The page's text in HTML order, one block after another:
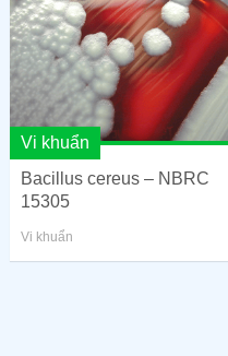
Vi khuẩn
Bacillus cereus – NBRC
15305
Vi khuẩn